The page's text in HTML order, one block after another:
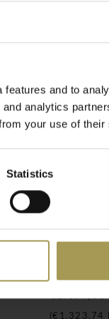
and to
analytics
your use of
Statistics
€1.094,00
(€1.323,74